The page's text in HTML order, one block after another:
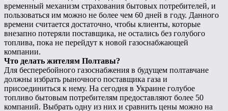
временный механизм страхования бытовых потребителей, и
пользоваться им можно не более чем 60 дней в году. Данного
времени считается достаточно, чтобы клиенты, которые
внезапно потеряли поставщика, не остались без голубого
топлива, пока не перейдут к новой газоснабжающей
компании.
Что делать жителям Полтавы?
Для бесперебойного газоснабжения в будущем полтавчане
должны избрать рыночного поставщика газа и
присоединиться к нему. На сегодня в Украине голубое
топливо бытовым потребителям предоставляют более 50
компаний. Выбрать одну из них и сравнить цены можно на